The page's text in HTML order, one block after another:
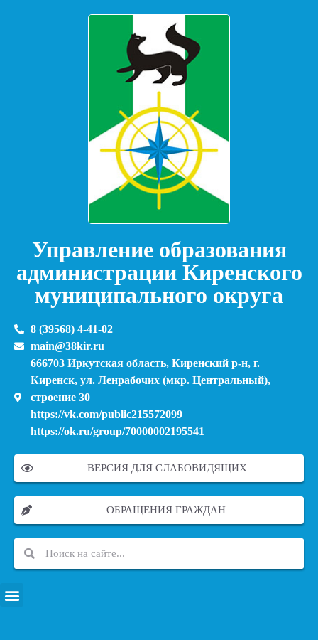
Управление образования
администрации Киренского
муниципального округа
8 (39568) 4-41-02
main@38kir.ru
666703 Иркутская область, Киренский р-н, г.
Киренск, ул. Ленрабочих (мкр. Центральный),
строение 30
https://vk.com/public215572099
https://ok.ru/group/70000002195541
ВЕРСИЯ ДЛЯ СЛАБОВИДЯЩИХ
ОБРАЩЕНИЯ ГРАЖДАН